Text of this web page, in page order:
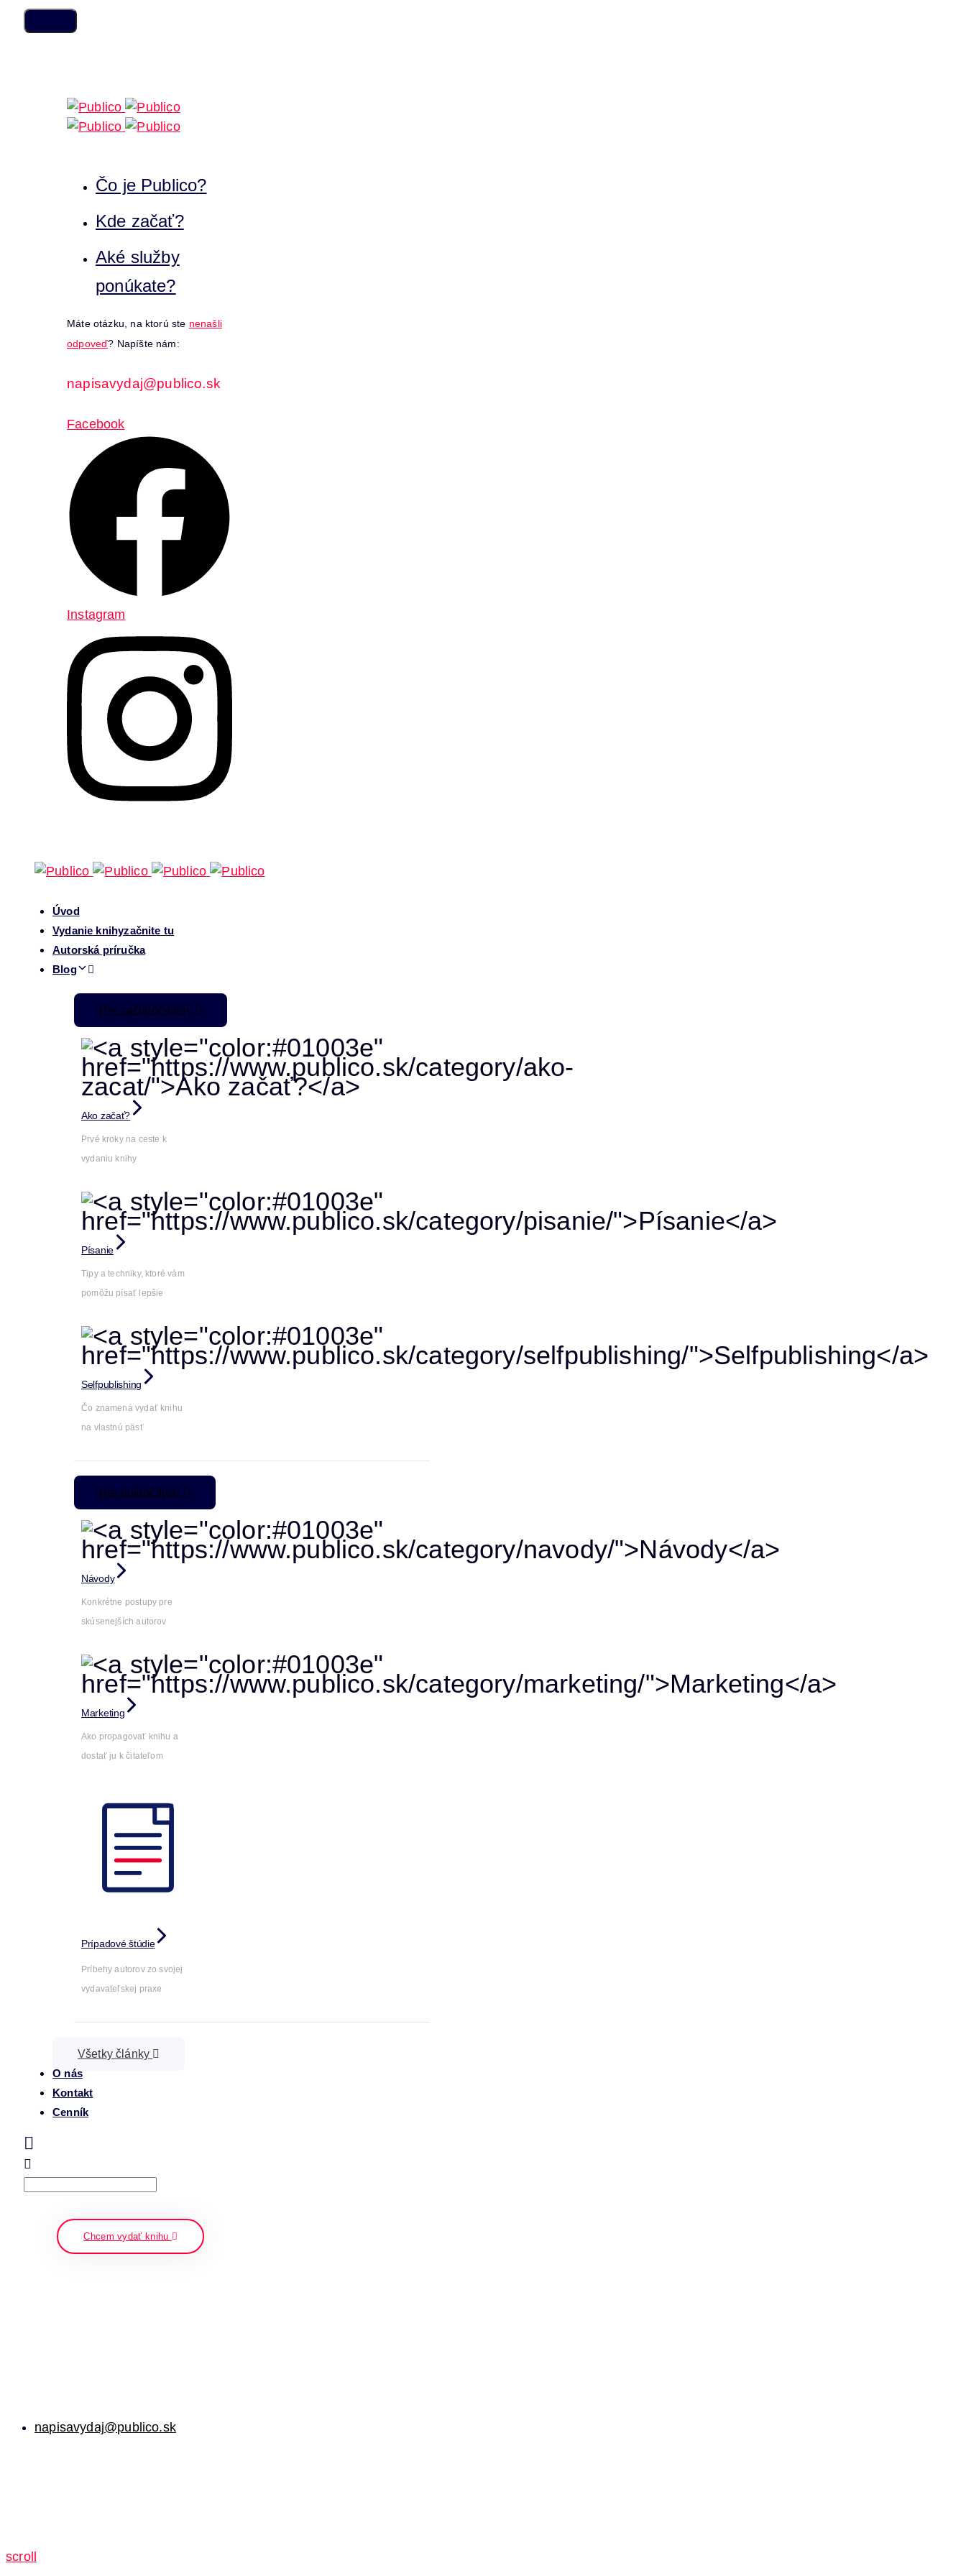
Skip
links
Skip
Čo je Publico?
Kde začať?
Aké služby
ponúkate?
Máte otázku, na ktorú ste nenašli
odpoveď? Napíšte nám:
napisavydaj@publico.sk
Facebook
Instagram
Úvod
Vydanie knihyzačnite tu
Autorská príručka
Blog
Pre začiatočníkov
Ako začať?
Prvé kroky na ceste k
vydaniu knihy
Písanie
Tipy a techniky, ktoré vám
pomôžu písať lepšie
Selfpublishing
Čo znamená vydať knihu
na vlastnú päsť
Pre pokročilých
Návody
Konkrétne postupy pre
skúsenejších autorov
Marketing
Ako propagovať knihu a
dostať ju k čitateľom
Prípadové štúdie
Príbehy autorov zo svojej
vydavateľskej praxe
Všetky články
O nás
Kontakt
Cenník
Search
Chcem vydať knihu
napisavydaj@publico.sk
scroll